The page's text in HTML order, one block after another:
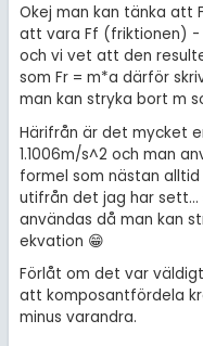
Okej man kan tänka att
att vara Ff (friktionen) -
och vi vet att den
som Fr = m*a därför
man kan stryka bort m
Härifrån är det mycket
1.1006m/s^2 och man
formel som nästan
utifrån det jag har
användas då man kan
ekvation 😁
Förlåt om det var
att komposantfördela
minus varandra.